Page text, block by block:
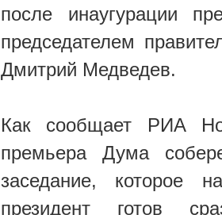
после инаугурации
председателем
Дмитрий Медведев.
Как сообщает РИА
премьера Дума
заседание, которое
президент готов